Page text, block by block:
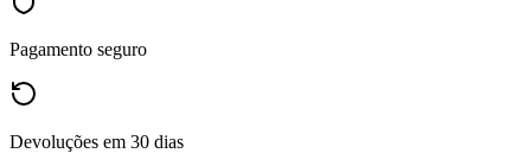
Pagamento seguro
Devoluções em 30 dias